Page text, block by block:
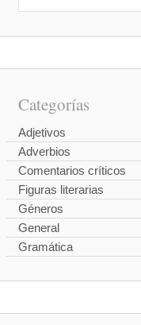
Categorías
Adjetivos
Adverbios
Comentarios críticos
Figuras literarias
Géneros
General
Gramática